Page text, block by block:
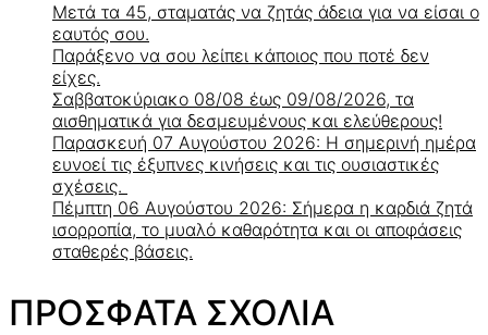
Μετά τα 45, σταματάς να ζητάς άδεια για να είσαι ο
εαυτός σου.
Παράξενο να σου λείπει κάποιος που ποτέ δεν
είχες.
Σαββατοκύριακο 08/08 έως 09/08/2026, τα
αισθηματικά για δεσμευμένους και ελεύθερους!
Παρασκευή 07 Αυγούστου 2026: Η σημερινή ημέρα
ευνοεί τις έξυπνες κινήσεις και τις ουσιαστικές
σχέσεις.
Πέμπτη 06 Αυγούστου 2026: Σήμερα η καρδιά ζητά
ισορροπία, το μυαλό καθαρότητα και οι αποφάσεις
σταθερές βάσεις.
ΠΡΟΣΦΑΤΑ ΣΧΟΛΙΑ